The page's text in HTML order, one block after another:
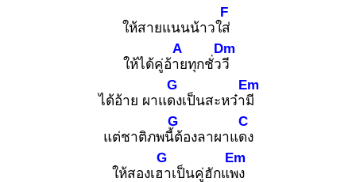
ให้สายแนนน้าวใส่
F
ให้ได้คู่อ้าย
A
ทุกชั่ววี
Dm
ได้อ้าย ผาแดง
G
เป็นสะหว๋ามี
Em
แต่ชาติภพนี้ต้
G
องลาผาแดง
C
ให้สองเฮา
G
เป็นคู่ฮักแพง
Em